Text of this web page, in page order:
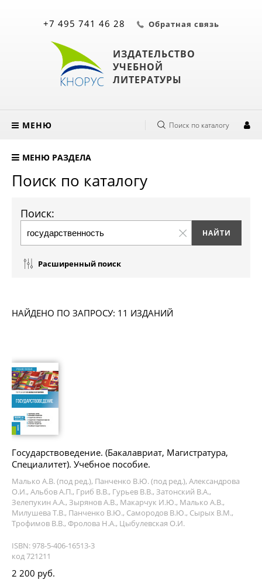
ИЗДАТЕЛЬСТВО
УЧЕБНОЙ
ЛИТЕРАТУРЫ
+7 495 741 46 28 Обратная связь
МЕНЮ Поиск по каталогу
МЕНЮ РАЗДЕЛА
Поиск по каталогу
Поиск:
Расширенный поиск
НАЙДЕНО ПО ЗАПРОСУ: 11 ИЗДАНИЙ
Государствоведение. (Бакалавриат, Магистратура,
Специалитет). Учебное пособие.
Малько А.В. (под ред.), Панченко В.Ю. (под ред.), Александрова
О.И., Альбов А.П., Гриб В.В., Гурьев В.В., Затонский В.А.,
Зелепукин А.А., Зырянов А.В., Макарчук И.Ю., Малько А.В.,
Милушева Т.В., Панченко В.Ю., Самородов В.Ю., Сырых В.М.,
Трофимов В.В., Фролова Н.А., Цыбулевская О.И.
ISBN: 978-5-406-16513-3
код 721211
2 200 руб.